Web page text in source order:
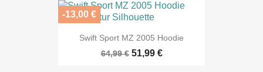
Swift Sport MZ 2005 Hoodie
64,99 € 51,99 €
-13,00 €